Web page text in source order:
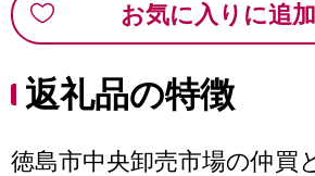
お気に入りに追
返礼品の特徴
徳島市中央卸売市場の仲買